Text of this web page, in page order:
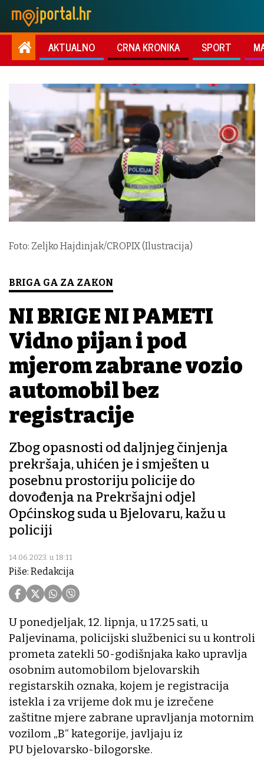
AKTUALNO CRNA KRONIKA SPORT
Foto: Zeljko Hajdinjak/CROPIX (Ilustracija)
BRIGA GA ZA ZAKON
NI BRIGE NI PAMETI
Vidno pijan i pod
mjerom zabrane vozio
automobil bez
registracije
Zbog opasnosti od daljnjeg činjenja
prekršaja, uhićen je i smješten u
posebnu prostoriju policije do
dovođenja na Prekršajni odjel
Općinskog suda u Bjelovaru, kažu u
policiji
14.06.2023. u 18:11
Piše: Redakcija
U ponedjeljak, 12. lipnja, u 17.25 sati, u
Paljevinama, policijski službenici su u kontroli
prometa zatekli 50-godišnjaka kako upravlja
osobnim automobilom bjelovarskih
registarskih oznaka, kojem je registracija
istekla i za vrijeme dok mu je izrečene
zaštitne mjere zabrane upravljanja motornim
vozilom „B“ kategorije, javljaju iz
PU bjelovarsko-bilogorske.